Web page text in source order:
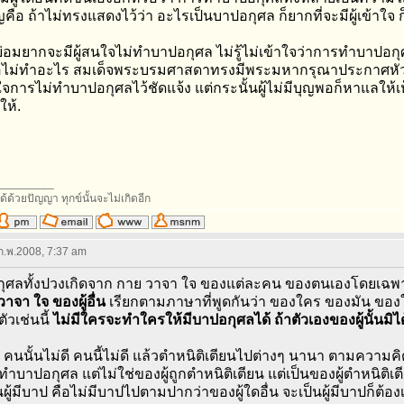
อ ถ้าไม่ทรงแสดงไว้ว่า อะไรเป็นบาปอกุศล ก็ยากที่จะมีผู้เข้าใจ
มยากจะมีผู้สนใจไม่ทำบาปอกุศล ไม่รู้ไม่เข้าใจว่าการทำบาปอ
ม่ทำอะไร สมเด็จพระบรมศาสดาทรงมีพระมหากรุณาประกาศ
จการไม่ทำบาปอกุศลไว้ชัดแจ้ง แต่กระนั้นผู้ไม่มีบุญพอก็หาแลใ
ห้.
ด้วยปัญญา ทุกข์นั้นจะไม่เกิดอีก
.พ.2008, 7:37 am
ศลทั้งปวงเกิดจาก กาย วาจา ใจ ของแต่ละคน ของตนเองโดยเฉ
าจา ใจ ของผู้อื่นเรียกตามภาษาที่พูดกันว่า ของใคร ของมัน ของ
วเช่นนี้ไม่มีใครจะทำใครให้มีบาปอกุศลได้ ถ้าตัวเองของผู้นั้นมิไ
นนั้นไม่ดี คนนี้ไม่ดี แล้วตำหนิติเตียนไปต่างๆ นานา ตามความ
ำบาปอกุศล แต่ไม่ใช่ของผู้ถูกตำหนิติเตียน แต่เป็นของผู้ตำหนิติเ
ผู้มีบาป คือไม่มีบาปไปตามปากว่าของผู้ใดอื่น จะเป็นผู้มีบาปก็ต้อง